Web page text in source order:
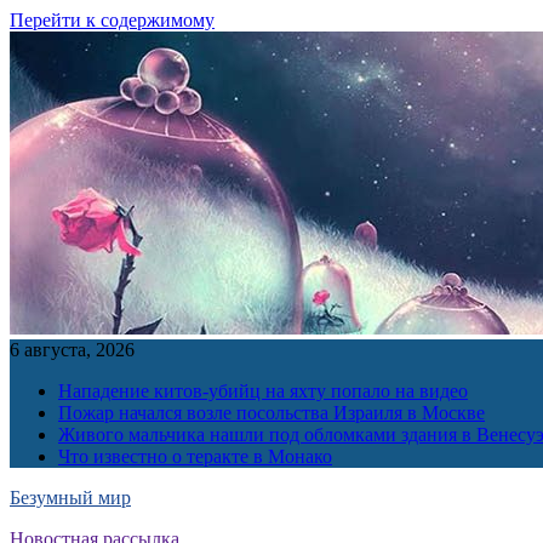
Перейти к содержимому
6 августа, 2026
Нападение китов-убийц на яхту попало на видео
Пожар начался возле посольства Израиля в Москве
Живого мальчика нашли под обломками здания в
Что известно о теракте в Монако
Безумный мир
Новостная рассылка